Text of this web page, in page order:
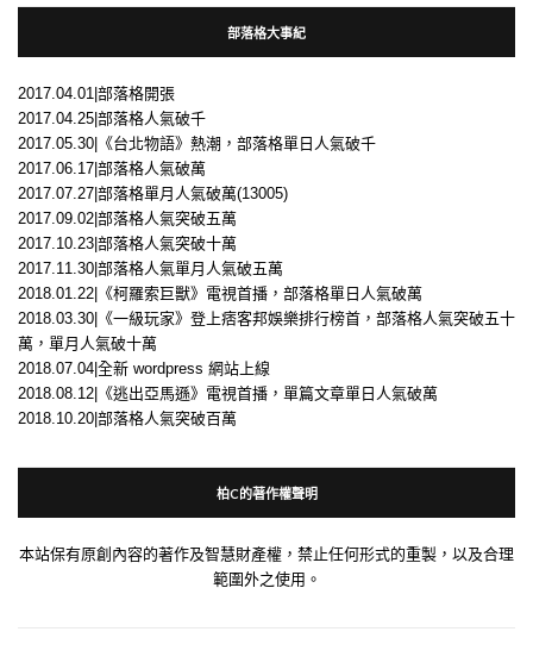
部落格大事紀
2017.04.01|部落格開張
2017.04.25|部落格人氣破千
2017.05.30|《台北物語》熱潮，部落格單日人氣破千
2017.06.17|部落格人氣破萬
2017.07.27|部落格單月人氣破萬(13005)
2017.09.02|部落格人氣突破五萬
2017.10.23|部落格人氣突破十萬
2017.11.30|部落格人氣單月人氣破五萬
2018.01.22|《柯羅索巨獸》電視首播，部落格單日人氣破萬
2018.03.30|《一級玩家》登上痞客邦娛樂排行榜首，部落格人氣突破五十
萬，單月人氣破十萬
2018.07.04|全新 wordpress 網站上線
2018.08.12|《逃出亞馬遜》電視首播，單篇文章單日人氣破萬
2018.10.20|部落格人氣突破百萬
柏C的著作權聲明
本站保有原創內容的著作及智慧財產權，禁止任何形式的重製，以及合理
範圍外之使用。